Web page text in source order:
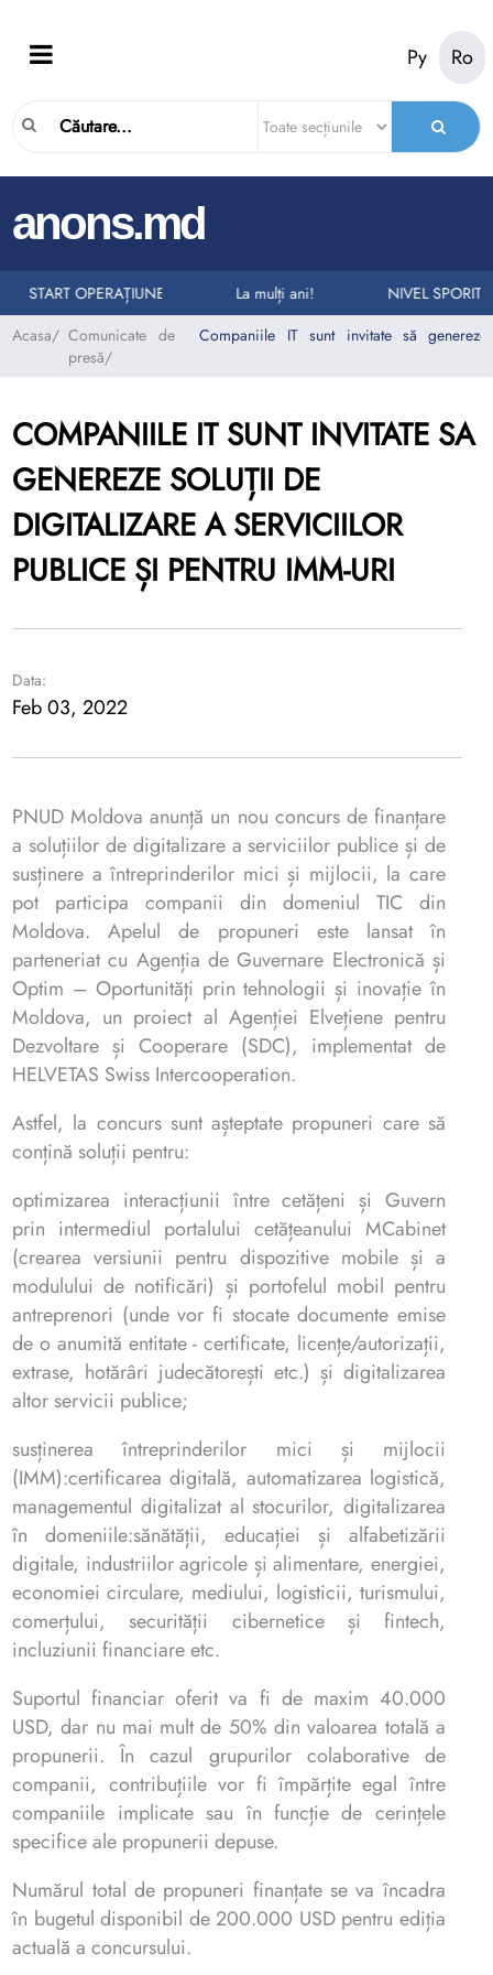
Ру Ro
anons.md
LA NUMĂRUL UNIC DE URGENȚĂ 112
AUTO
START OPERAȚIUNEA „TAXI” La mulți ani!
NIVEL SPORIT
Acasa/ Comunicate de
presă/
Companiile IT sunt invitate să
COMPANIILE IT SUNT INVITATE SA
GENEREZE SOLUȚII DE
DIGITALIZARE A SERVICIILOR
PUBLICE ȘI PENTRU IMM-URI
Data:
Feb 03, 2022
PNUD Moldova anunță un nou concurs de finanțare
a soluțiilor de digitalizare a serviciilor publice și de
susținere a întreprinderilor mici și mijlocii, la care
pot participa companii din domeniul TIC din
Moldova. Apelul de propuneri este lansat în
parteneriat cu Agenția de Guvernare Electronică și
Optim – Oportunități prin tehnologii și inovație în
Moldova, un proiect al Agenției Elvețiene pentru
Dezvoltare și Cooperare (SDC), implementat de
HELVETAS Swiss Intercooperation.
Astfel, la concurs sunt așteptate propuneri care să
conțină soluții pentru:
optimizarea interacțiunii între cetățeni și Guvern
prin intermediul portalului cetățeanului MCabinet
(crearea versiunii pentru dispozitive mobile și a
modulului de notificări) și portofelul mobil pentru
antreprenori (unde vor fi stocate documente emise
de o anumită entitate - certificate, licențe/autorizații,
extrase, hotărâri judecătorești etc.) și digitalizarea
altor servicii publice;
susținerea întreprinderilor mici și mijlocii
(IMM):certificarea digitală, automatizarea logistică,
managementul digitalizat al stocurilor, digitalizarea
în domeniile:sănătății, educației și alfabetizării
digitale, industriilor agricole și alimentare, energiei,
economiei circulare, mediului, logisticii, turismului,
comerțului, securității cibernetice și fintech,
incluziunii financiare etc.
Suportul financiar oferit va fi de maxim 40.000
USD, dar nu mai mult de 50% din valoarea totală a
propunerii. În cazul grupurilor colaborative de
companii, contribuțiile vor fi împărțite egal între
companiile implicate sau în funcție de cerințele
specifice ale propunerii depuse.
Numărul total de propuneri finanțate se va încadra
în bugetul disponibil de 200.000 USD pentru ediția
actuală a concursului.